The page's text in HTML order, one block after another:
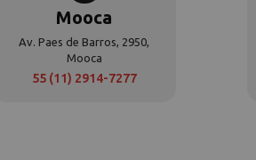
Mooca
Av. Paes de Barros, 2950,
Mooca
55 (11) 2914-7277